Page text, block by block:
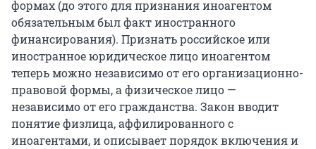
формах (до этого для признания иноагентом
обязательным был факт иностранного
финансирования). Признать российское или
иностранное юридическое лицо иноагентом
теперь можно независимо от его организационно-
правовой формы, а физическое лицо —
независимо от его гражданства. Закон вводит
понятие физлица, аффилированного с
иноагентами, и описывает порядок включения и